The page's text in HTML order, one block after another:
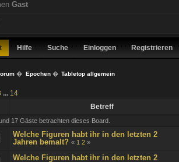
Gast
Hilfe Suche Einloggen Registrieren
� Epochen� Tabletop allgemein
14
Betreff
17 Gäste betrachten dieses Board.
Welche Figuren habt ihr in den letzten 2
Jahren bemalt? « 1 2 »
Welche Figuren habt ihr in den letzten 2